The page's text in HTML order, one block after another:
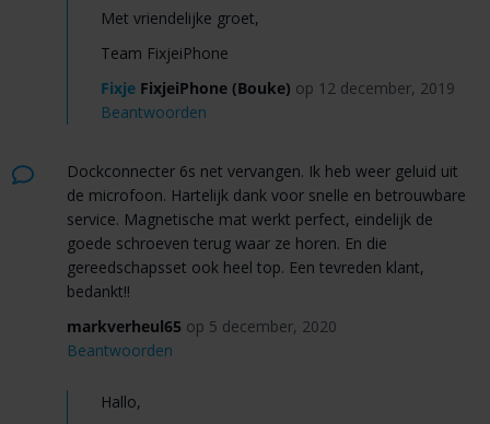
Met vriendelijke groet,
Team FixjeiPhone
FixjeFixjeiPhone (Bouke) op 12 december, 2019
Beantwoorden
Dockconnecter 6s net vervangen. Ik heb weer geluid uit
de microfoon. Hartelijk dank voor snelle en betrouwbare
service. Magnetische mat werkt perfect, eindelijk de
goede schroeven terug waar ze horen. En die
gereedschapsset ook heel top. Een tevreden klant,
bedankt!!
markverheul65 op 5 december, 2020
Beantwoorden
Hallo,